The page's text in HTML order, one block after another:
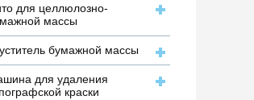
для целлюлозно-
массы
бумажной массы
для удаления
краски